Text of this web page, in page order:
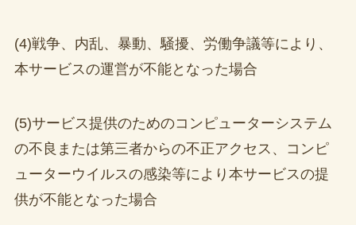
(4)戦争、内乱、暴動、騒擾、労働争議等により、
本サービスの運営が不能となった場合
(5)サービス提供のためのコンピューターシステム
の不良または第三者からの不正アクセス、コンピ
ューターウイルスの感染等により本サービスの提
供が不能となった場合